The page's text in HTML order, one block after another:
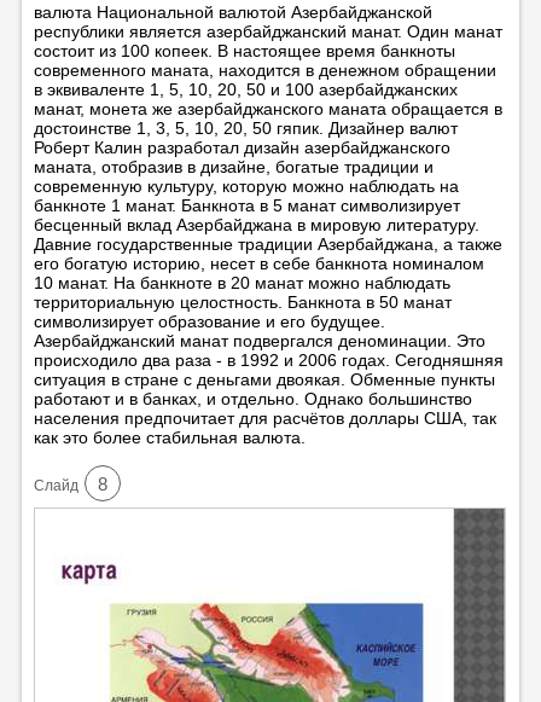
валюта Национальной валютой Азербайджанской
республики является азербайджанский манат. Один манат
состоит из 100 копеек. В настоящее время банкноты
современного маната, находится в денежном обращении
в эквиваленте 1, 5, 10, 20, 50 и 100 азербайджанских
манат, монета же азербайджанского маната обращается в
достоинстве 1, 3, 5, 10, 20, 50 гяпик. Дизайнер валют
Роберт Калин разработал дизайн азербайджанского
маната, отобразив в дизайне, богатые традиции и
современную культуру, которую можно наблюдать на
банкноте 1 манат. Банкнота в 5 манат символизирует
бесценный вклад Азербайджана в мировую литературу.
Давние государственные традиции Азербайджана, а также
его богатую историю, несет в себе банкнота номиналом
10 манат. На банкноте в 20 манат можно наблюдать
территориальную целостность. Банкнота в 50 манат
символизирует образование и его будущее.
Азербайджанский манат подвергался деноминации. Это
происходило два раза - в 1992 и 2006 годах. Сегодняшняя
ситуация в стране с деньгами двоякая. Обменные пункты
работают и в банках, и отдельно. Однако большинство
населения предпочитает для расчётов доллары США, так
как это более стабильная валюта.
Cлайд 8